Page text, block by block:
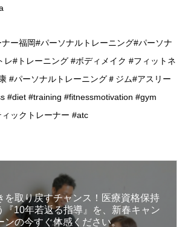
ー福岡#パーソナルトレーニング#パーソナ
レ#トレーニング #ボディメイク #フィットネ
#パーソナルトレーニング＃ジム#アスリー
#diet #training #fitnessmotivation #gym
ックトレーナー #atc
を取り戻すチャンス！医療資格保持
『10年若返る指導』を、新春キャン
ンの今すぐ体感ください。